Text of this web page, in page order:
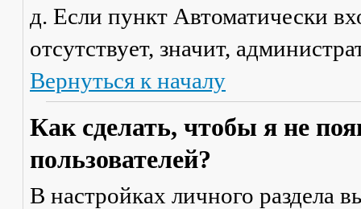
д. Если пункт Автоматически
отсутствует, значит,
Вернуться к началу
Как сделать, чтобы я не
пользователей?
В настройках личного раздела